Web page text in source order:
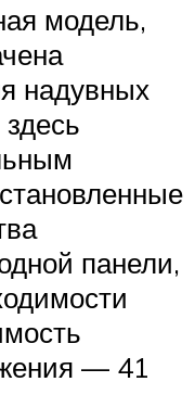
модель,
надувных
панели,
— 41